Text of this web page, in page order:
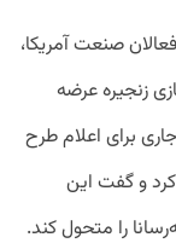
صنعت آمریکا،
زنجیره عرضه
برای اعلام طرح
کرد و گفت این
را متحول کند.